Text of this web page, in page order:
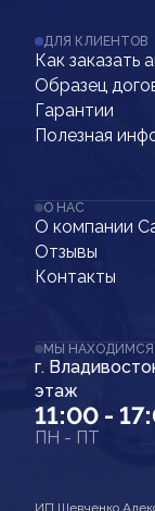
ДЛЯ КЛИЕНТОВ
Как заказать
Образец
Гарантии
Полезная
О НАС
О компании
Отзывы
Контакты
МЫ НАХОДИМСЯ
г.
этаж
11:00 -
ПН - ПТ
ИП Шевченко